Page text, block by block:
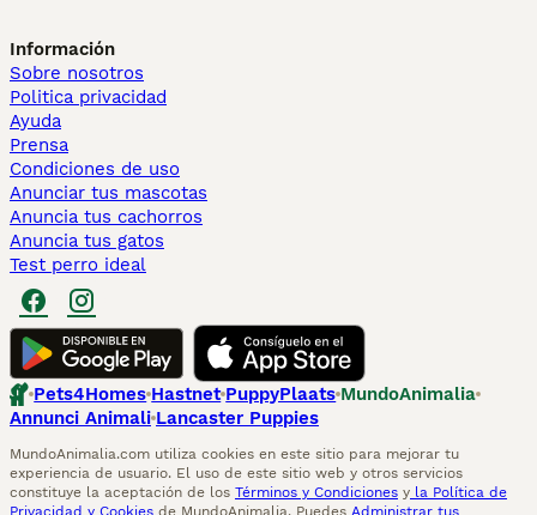
Información
Sobre nosotros
Politica privacidad
Ayuda
Prensa
Condiciones de uso
Anunciar tus mascotas
Anuncia tus cachorros
Anuncia tus gatos
Test perro ideal
Pets4Homes Hastnet PuppyPlaats MundoAnimalia
Annunci Animali Lancaster Puppies
MundoAnimalia.com utiliza cookies en este sitio para mejorar tu
experiencia de usuario. El uso de este sitio web y otros servicios
constituye la aceptación de los Términos y Condiciones y la Política de